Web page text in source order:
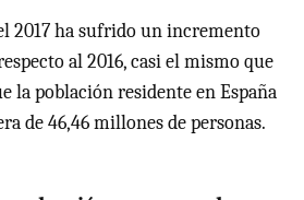
2017 ha sufrido un incremento
al 2016, casi el mismo que
la población residente en España
de 46,46 millones de personas.